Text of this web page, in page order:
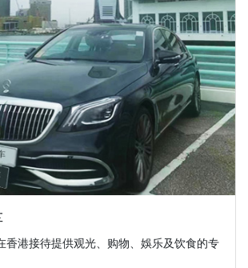
香港接待提供观光、购物、娛乐及饮食的专